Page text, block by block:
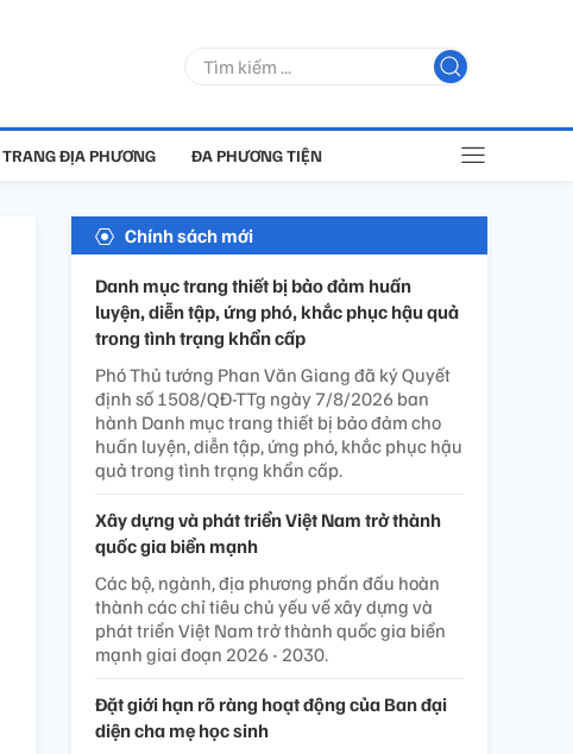
TRANG ĐỊA PHƯƠNG ĐA PHƯƠNG TIỆN
Chính sách mới
Danh mục trang thiết bị bảo đảm huấn
luyện, diễn tập, ứng phó, khắc phục hậu quả
trong tình trạng khẩn cấp
Phó Thủ tướng Phan Văn Giang đã ký Quyết
định số 1508/QĐ-TTg ngày 7/8/2026 ban
hành Danh mục trang thiết bị bảo đảm cho
huấn luyện, diễn tập, ứng phó, khắc phục hậu
quả trong tình trạng khẩn cấp.
Xây dựng và phát triển Việt Nam trở thành
quốc gia biển mạnh
Các bộ, ngành, địa phương phấn đấu hoàn
thành các chỉ tiêu chủ yếu về xây dựng và
phát triển Việt Nam trở thành quốc gia biển
mạnh giai đoạn 2026 - 2030.
Đặt giới hạn rõ ràng hoạt động của Ban đại
diện cha mẹ học sinh